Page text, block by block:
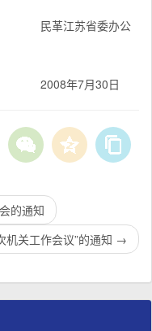
委办公
30日
的通知
机关工作会议”的通知 →